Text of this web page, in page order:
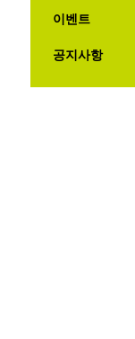
이벤트
공지사항